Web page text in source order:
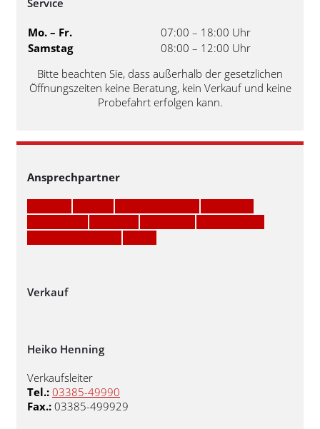
Mo. – Fr.
07:00 – 18:00 Uhr
Samstag
08:00 – 12:00 Uhr
Bitte beachten Sie, dass außerhalb der gesetzlichen
Öffnungszeiten keine Beratung, kein Verkauf und keine
Probefahrt erfolgen kann.
Ansprechpartner
Verkauf
Heiko Henning
Verkaufsleiter
Tel.: 03385-49990
Fax.: 03385-499929